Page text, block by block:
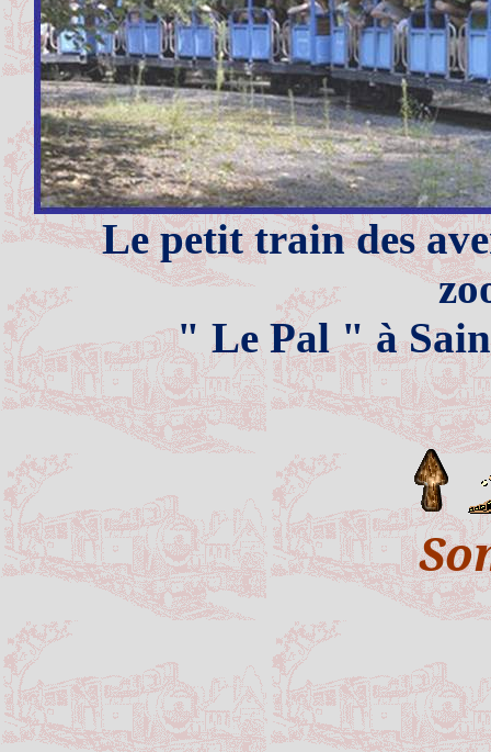
Le petit train des
" Le Pal " à